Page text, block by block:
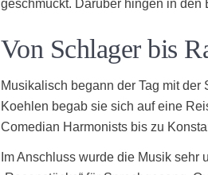
geschmückt. Darüber hingen in
Von Schlager bis
Musikalisch begann der Tag mit
Koehlen begab sie sich auf eine
Comedian Harmonists bis zu
Im Anschluss wurde die Musik sehr